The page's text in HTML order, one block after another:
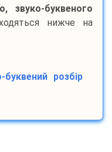
звуко-буквеного
нижче на
розбір